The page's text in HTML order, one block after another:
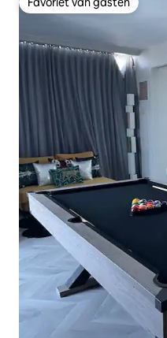
Favoriet van gasten